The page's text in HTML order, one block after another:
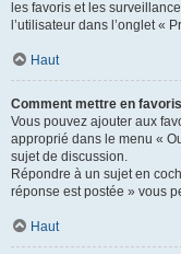
les favoris et les
l’utilisateur dans l’onglet «
Haut
Comment mettre en
Vous pouvez ajouter aux
approprié dans le menu «
sujet de discussion.
Répondre à un sujet en
réponse est postée » vous
Haut